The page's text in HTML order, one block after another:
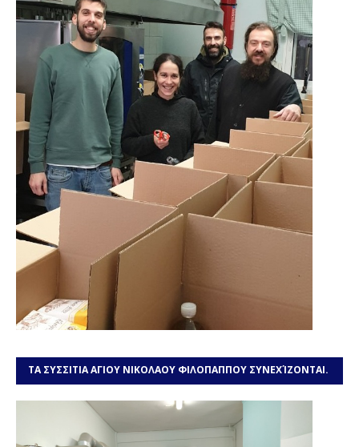
ΤΑ ΣΥΣΣΙΤΙΑ ΑΓΙΟΥ ΝΙΚΟΛΑΟΥ ΦΙΛΟΠΑΠΠΟΥ ΣΥΝΕΧΊΖΟΝΤΑΙ.